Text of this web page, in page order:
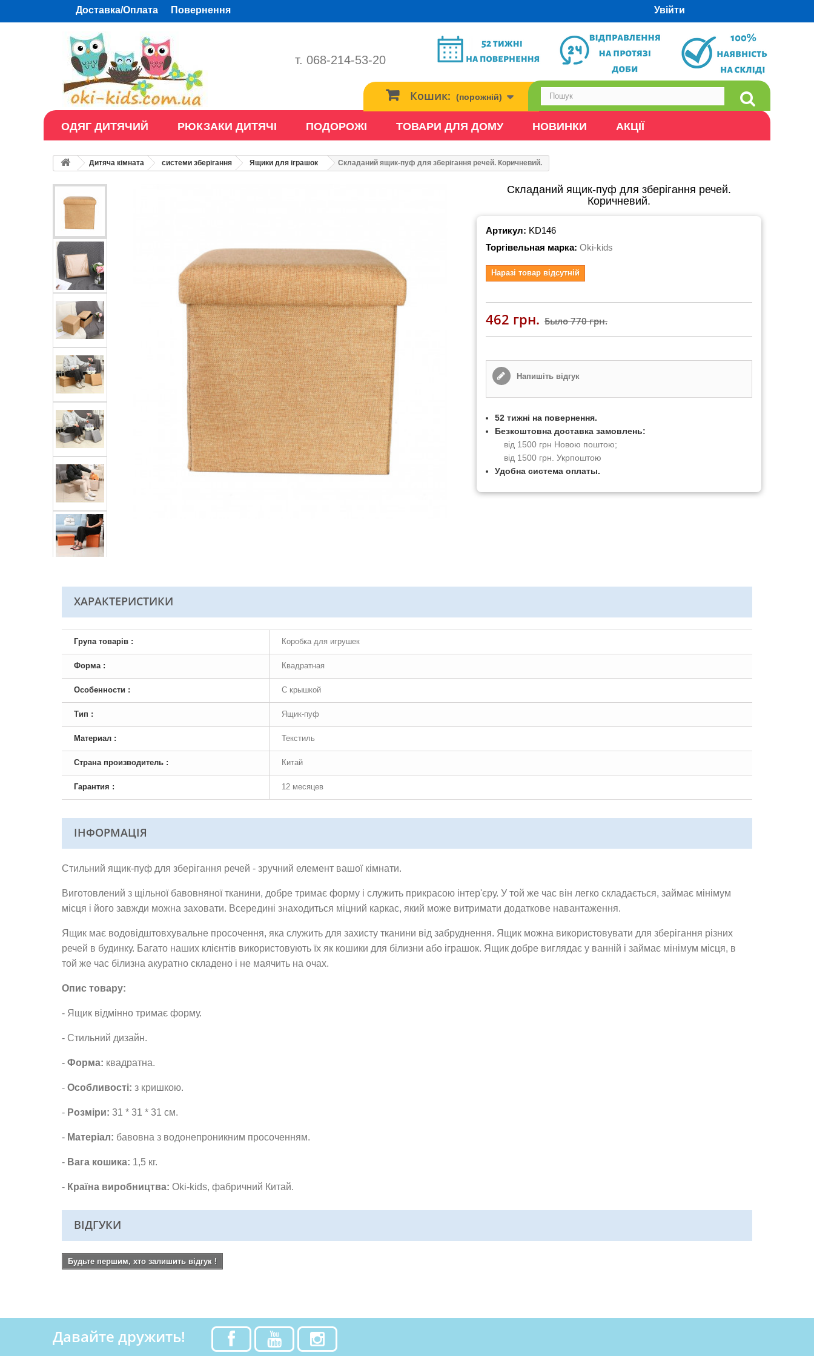
Доставка/Оплата Повернення Увійти
т. 068-214-53-20
Кошик: (порожній)
ОДЯГ ДИТЯЧИЙ РЮКЗАКИ ДИТЯЧІ ПОДОРОЖІ ТОВАРИ ДЛЯ ДОМУ НОВИНКИ АКЦІЇ
Дитяча кімната системи зберігання Ящики для іграшок Складаний ящик-пуф для зберігання речей. Коричневий.
Складаний ящик-пуф для зберігання речей.
Коричневий.
Артикул: KD146
Торгівельная марка: Oki-kids
Наразі товар відсутній
462 грн. Было770 грн.
Напишіть відгук
52 тижні на повернення.
Безкоштовна доставка замовлень:
від 1500 грн Новою поштою;
від 1500 грн. Укрпоштою
Удобна система оплаты.
ХАРАКТЕРИСТИКИ
Група товарів : Коробка для игрушек
Форма : Квадратная
Особенности : С крышкой
Тип : Ящик-пуф
Материал : Текстиль
Страна производитель : Китай
Гарантия : 12 месяцев
ІНФОРМАЦІЯ
Стильний ящик-пуф для зберігання речей - зручний елемент вашої кімнати.
Виготовлений з щільної бавовняної тканини, добре тримає форму і служить прикрасою інтер'єру. У той же час він легко складається, займає мінімум
місця і його завжди можна заховати. Всередині знаходиться міцний каркас, який може витримати додаткове навантаження.
Ящик має водовідштовхувальне просочення, яка служить для захисту тканини від забруднення. Ящик можна використовувати для зберігання різних
речей в будинку. Багато наших клієнтів використовують їх як кошики для білизни або іграшок. Ящик добре виглядає у ванній і займає мінімум місця, в
той же час білизна акуратно складено і не маячить на очах.
Опис товару:
- Ящик відмінно тримає форму.
- Стильний дизайн.
- Форма: квадратна.
- Особливості: з кришкою.
- Розміри: 31 * 31 * 31 см.
- Матеріал: бавовна з водонепроникним просоченням.
- Вага кошика: 1,5 кг.
- Країна виробництва: Oki-kids, фабричний Китай.
ВІДГУКИ
Будьте першим, хто залишить відгук !
Давайте дружить!